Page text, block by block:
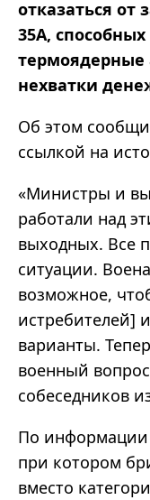
отказаться от
35A,
термоядерные
нехватки
Об этом
ссылкой на
«Министры и
работали над
выходных. Все
ситуации.
возможное,
истребителей]
варианты.
военный
собеседников
По информации
при котором
вместо